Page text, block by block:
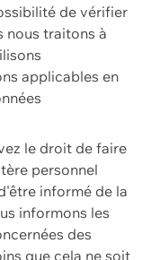
de vérifier
nous traitons à
applicables en
le droit de faire
personnel
informé de la
informons les
des
que cela ne soit